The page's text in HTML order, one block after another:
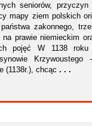
seniorów,
mapy ziem polskich
zakonnego,
na prawie niemieckim
pojęć W 1138 roku
(1138r.), chcąc . . .